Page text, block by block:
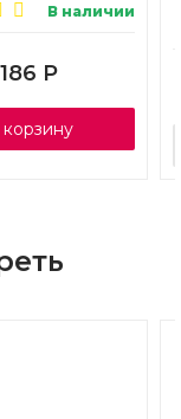
В наличии
186 Р